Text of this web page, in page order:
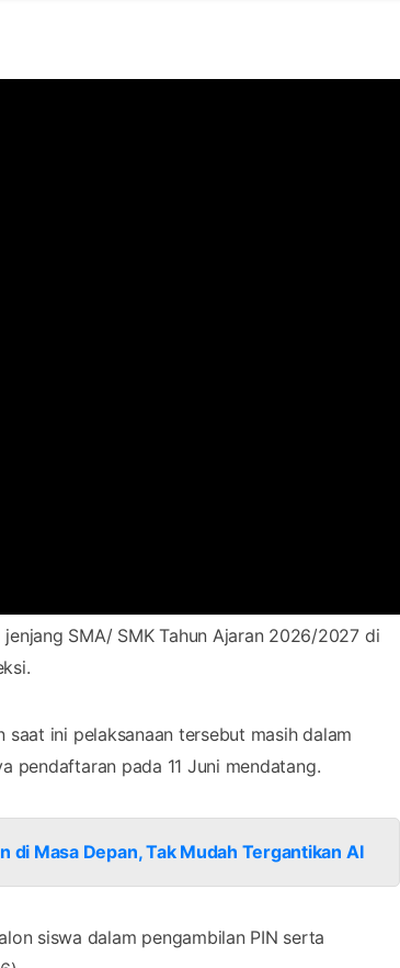
jenjang SMA/ SMK Tahun Ajaran 2026/2027 di
saat ini pelaksanaan tersebut masih dalam
pendaftaran pada 11 Juni mendatang.
di Masa Depan, Tak Mudah Tergantikan AI
siswa dalam pengambilan PIN serta